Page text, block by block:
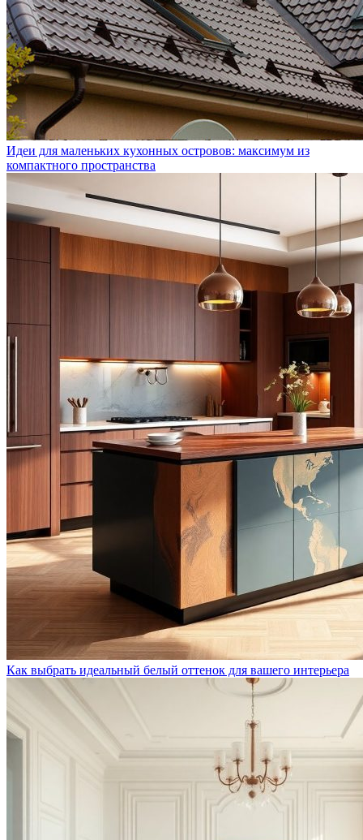
Идеи для маленьких кухонных островов: максимум из
компактного пространства
Как выбрать идеальный белый оттенок для вашего интерьера